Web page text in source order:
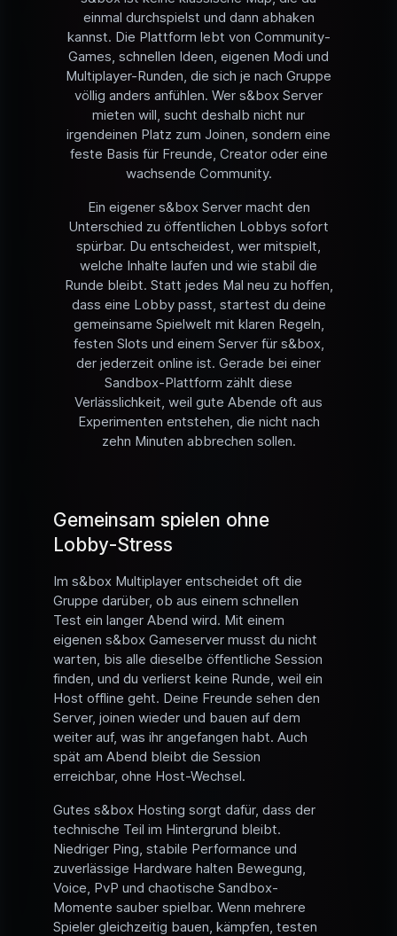
einmal durchspielst und dann abhaken
kannst. Die Plattform lebt von Community-
Games, schnellen Ideen, eigenen Modi und
Multiplayer-Runden, die sich je nach Gruppe
völlig anders anfühlen. Wer s&box Server
mieten will, sucht deshalb nicht nur
irgendeinen Platz zum Joinen, sondern eine
feste Basis für Freunde, Creator oder eine
wachsende Community.
Ein eigener s&box Server macht den
Unterschied zu öffentlichen Lobbys sofort
spürbar. Du entscheidest, wer mitspielt,
welche Inhalte laufen und wie stabil die
Runde bleibt. Statt jedes Mal neu zu hoffen,
dass eine Lobby passt, startest du deine
gemeinsame Spielwelt mit klaren Regeln,
festen Slots und einem Server für s&box,
der jederzeit online ist. Gerade bei einer
Sandbox-Plattform zählt diese
Verlässlichkeit, weil gute Abende oft aus
Experimenten entstehen, die nicht nach
zehn Minuten abbrechen sollen.
Gemeinsam spielen ohne
Lobby-Stress
Im s&box Multiplayer entscheidet oft die
Gruppe darüber, ob aus einem schnellen
Test ein langer Abend wird. Mit einem
eigenen s&box Gameserver musst du nicht
warten, bis alle dieselbe öffentliche Session
finden, und du verlierst keine Runde, weil ein
Host offline geht. Deine Freunde sehen den
Server, joinen wieder und bauen auf dem
weiter auf, was ihr angefangen habt. Auch
spät am Abend bleibt die Session
erreichbar, ohne Host-Wechsel.
Gutes s&box Hosting sorgt dafür, dass der
technische Teil im Hintergrund bleibt.
Niedriger Ping, stabile Performance und
zuverlässige Hardware halten Bewegung,
Voice, PvP und chaotische Sandbox-
Momente sauber spielbar. Wenn mehrere
Spieler gleichzeitig bauen, kämpfen, testen